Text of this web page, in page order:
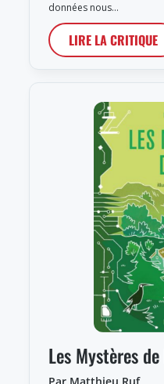
données nous…
LIRE LA CRITIQUE
Les Mystères